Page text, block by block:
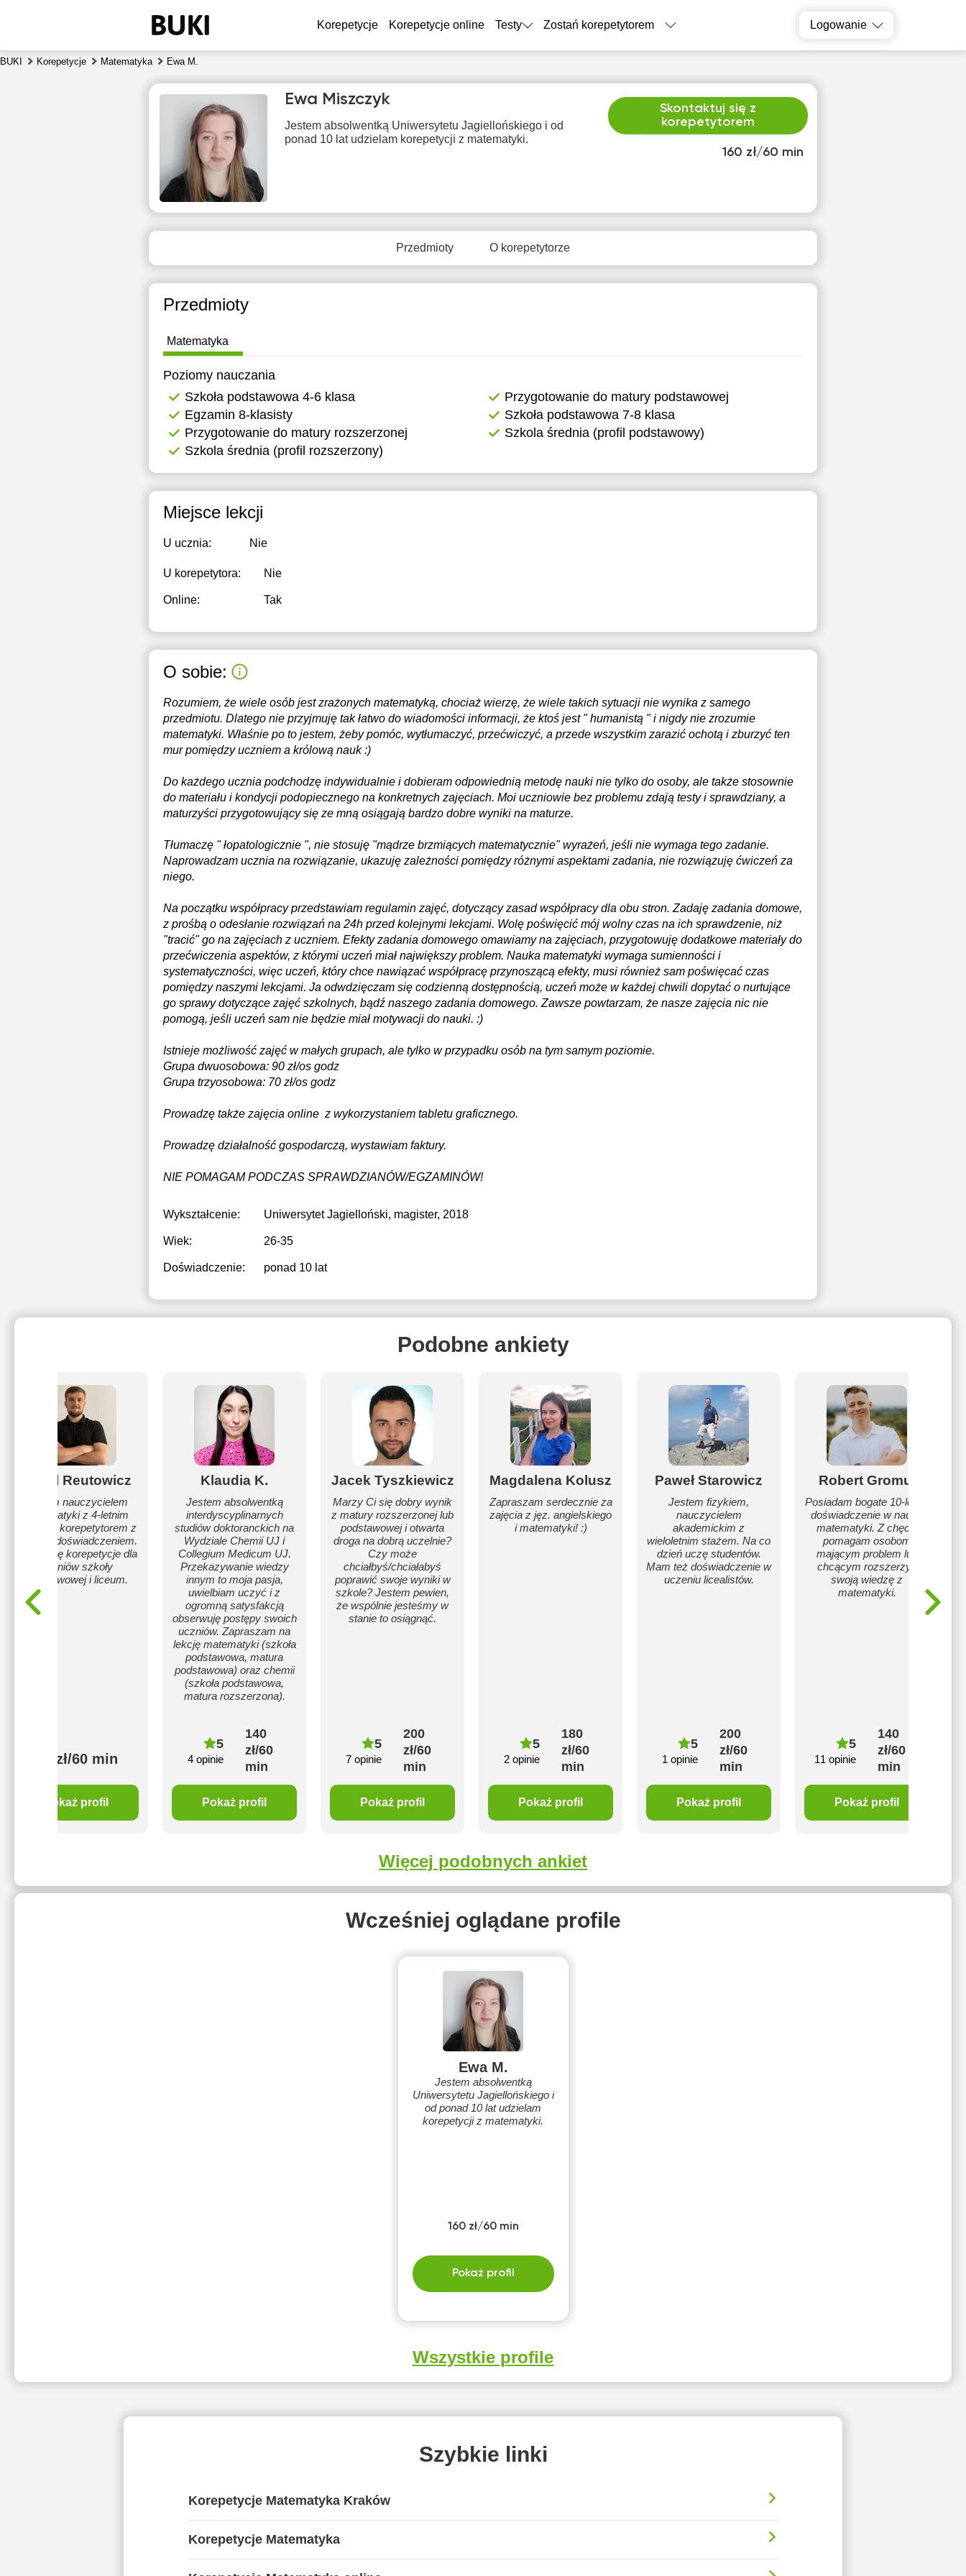
Korepetycje Korepetycje online Testy Zostań korepetytorem Logowanie
BUKI Korepetycje Matematyka Ewa M.
160 zł/60 min
Skontaktuj się z
korepetytorem
Ewa Miszczyk
Jestem absolwentką Uniwersytetu Jagiellońskiego i od
ponad 10 lat udzielam korepetycji z matematyki.
Przedmioty O korepetytorze
Przedmioty
Matematyka
Poziomy nauczania
Szkoła podstawowa 4-6 klasa
Przygotowanie do matury podstawowej
Egzamin 8-klasisty
Szkoła podstawowa 7-8 klasa
Przygotowanie do matury rozszerzonej
Szkola średnia (profil podstawowy)
Szkola średnia (profil rozszerzony)
Miejsce lekcji
U ucznia: Nie
U korepetytora: Nie
Online: Tak
O sobie:
Rozumiem, że wiele osób jest zrażonych matematyką, chociaż wierzę, że wiele takich sytuacji nie wynika z samego
przedmiotu. Dlatego nie przyjmuję tak łatwo do wiadomości informacji, że ktoś jest " humanistą " i nigdy nie zrozumie
matematyki. Właśnie po to jestem, żeby pomóc, wytłumaczyć, przećwiczyć, a przede wszystkim zarazić ochotą i zburzyć ten
mur pomiędzy uczniem a królową nauk :)
Do każdego ucznia podchodzę indywidualnie i dobieram odpowiednią metodę nauki nie tylko do osoby, ale także stosownie
do materiału i kondycji podopiecznego na konkretnych zajęciach. Moi uczniowie bez problemu zdają testy i sprawdziany, a
maturzyści przygotowujący się ze mną osiągają bardzo dobre wyniki na maturze.
Tłumaczę " łopatologicznie ", nie stosuję "mądrze brzmiących matematycznie" wyrażeń, jeśli nie wymaga tego zadanie.
Naprowadzam ucznia na rozwiązanie, ukazuję zależności pomiędzy różnymi aspektami zadania, nie rozwiązuję ćwiczeń za
niego.
Na początku współpracy przedstawiam regulamin zajęć, dotyczący zasad współpracy dla obu stron. Zadaję zadania domowe,
z prośbą o odesłanie rozwiązań na 24h przed kolejnymi lekcjami. Wolę poświęcić mój wolny czas na ich sprawdzenie, niż
"tracić" go na zajęciach z uczniem. Efekty zadania domowego omawiamy na zajęciach, przygotowuję dodatkowe materiały do
przećwiczenia aspektów, z którymi uczeń miał największy problem. Nauka matematyki wymaga sumienności i
systematyczności, więc uczeń, który chce nawiązać współpracę przynoszącą efekty, musi również sam poświęcać czas
pomiędzy naszymi lekcjami. Ja odwdzięczam się codzienną dostępnością, uczeń może w każdej chwili dopytać o nurtujące
go sprawy dotyczące zajęć szkolnych, bądź naszego zadania domowego. Zawsze powtarzam, że nasze zajęcia nic nie
pomogą, jeśli uczeń sam nie będzie miał motywacji do nauki. :)
Istnieje możliwość zajęć w małych grupach, ale tylko w przypadku osób na tym samym poziomie.
Grupa dwuosobowa: 90 zł/os godz
Grupa trzyosobowa: 70 zł/os godz
Prowadzę także zajęcia online z wykorzystaniem tabletu graficznego.
Prowadzę działalność gospodarczą, wystawiam faktury.
NIE POMAGAM PODCZAS SPRAWDZIANÓW/EGZAMINÓW!
Wykształcenie: Uniwersytet Jagielloński, magister, 2018
Wiek: 26-35
Doświadczenie: ponad 10 lat
Podobne ankiety
Kamil Reutowicz
Jestem nauczycielem
matematyki z 4-letnim
stażem i korepetytorem z
8-letnim doświadczeniem.
Prowadzę korepetycje dla
uczniów szkoły
podstawowej i liceum.
200 zł/60 min
Pokaż profil
Klaudia K.
Jestem absolwentką
interdyscyplinarnych
studiów doktoranckich na
Wydziale Chemii UJ i
Collegium Medicum UJ.
Przekazywanie wiedzy
innym to moja pasja,
uwielbiam uczyć i z
ogromną satysfakcją
obserwuję postępy swoich
uczniów. Zapraszam na
lekcję matematyki (szkoła
podstawowa, matura
podstawowa) oraz chemii
(szkoła podstawowa,
matura rozszerzona).
5
4 opinie
140
zł/60
min
Pokaż profil
Jacek Tyszkiewicz
Marzy Ci się dobry wynik
z matury rozszerzonej lub
podstawowej i otwarta
droga na dobrą uczelnie?
Czy może
chciałbyś/chciałabyś
poprawić swoje wyniki w
szkole? Jestem pewien,
że wspólnie jesteśmy w
stanie to osiągnąć.
5
7 opinie
200
zł/60
min
Pokaż profil
Magdalena Kolusz
Zapraszam serdecznie za
zajęcia z jęz. angielskiego
i matematyki! :)
5
2 opinie
180
zł/60
min
Pokaż profil
Paweł Starowicz
Jestem fizykiem,
nauczycielem
akademickim z
wieloletnim stażem. Na co
dzień uczę studentów.
Mam też doświadczenie w
uczeniu licealistów.
5
1 opinie
200
zł/60
min
Pokaż profil
Robert Gromuł
Posiadam bogate 10-letnie
doświadczenie w nauce
matematyki. Z chęcią
pomagam osobom
mającym problem lub
chcącym rozszerzyć
swoją wiedzę z
matematyki.
5
11 opinie
140
zł/60
min
Pokaż profil
Więcej podobnych ankiet
Wcześniej oglądane profile
Ewa M.
Jestem absolwentką
Uniwersytetu Jagiellońskiego i
od ponad 10 lat udzielam
korepetycji z matematyki.
160 zł/60 min
Pokaż profil
Wszystkie profile
Szybkie linki
Korepetycje Matematyka Kraków
Korepetycje Matematyka
czw
6
7
8
9
10
11
12
dostępnych
dostępnych
Brak
dostępnych
Brak
dostępnych
Brak
dostępnych
dostępnych
dostępnych